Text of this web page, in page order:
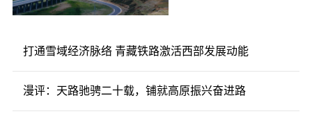
打通雪域经济脉络 青藏铁路激活西部发展动能
漫评：天路驰骋二十载，铺就高原振兴奋进路